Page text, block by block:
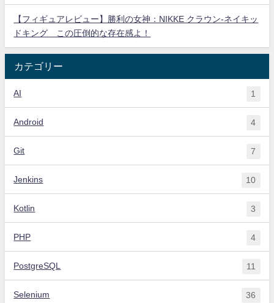
【フィギュアレビュー】勝利の女神：NIKKE クラウン-ネイキッ
ドキング この圧倒的な存在感よ！
カテゴリー
AI 1
Android 4
Git 7
Jenkins 10
Kotlin 3
PHP 4
PostgreSQL 11
Selenium 36